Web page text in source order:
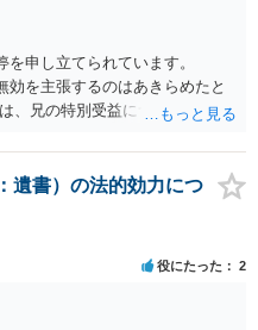
を申し立てられています。
を主張するのはあきらめたと
兄の特別受益について立証し
いと思います。
遺書）の法的効力につ
役にたった 2